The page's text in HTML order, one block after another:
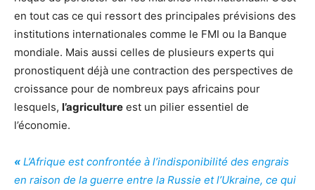
en tout cas ce qui ressort des principales prévisions des
institutions internationales comme le FMI ou la Banque
mondiale. Mais aussi celles de plusieurs experts qui
pronostiquent déjà une contraction des perspectives de
croissance pour de nombreux pays africains pour
lesquels, l’agriculture est un pilier essentiel de
l’économie.
« L’Afrique est confrontée à l’indisponibilité des engrais
en raison de la guerre entre la Russie et l’Ukraine, ce qui